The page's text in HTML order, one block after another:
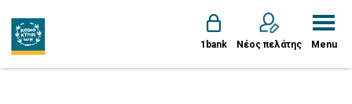
1bank Νέος πελάτης Menu